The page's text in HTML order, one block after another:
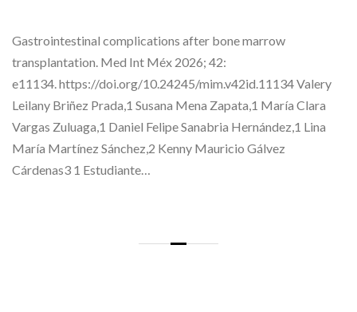
Gastrointestinal complications after bone marrow
transplantation. Med Int Méx 2026; 42:
e11134. https://doi.org/10.24245/mim.v42id.11134 Valery
Leilany Briñez Prada,1 Susana Mena Zapata,1 María Clara
Vargas Zuluaga,1 Daniel Felipe Sanabria Hernández,1 Lina
María Martínez Sánchez,2 Kenny Mauricio Gálvez
Cárdenas3 1 Estudiante…